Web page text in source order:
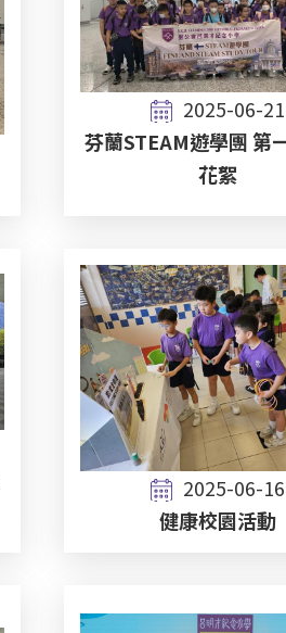
2025-06-21
芬蘭STEAM遊學團 第
花絮
2025-06-16
健康校園活動